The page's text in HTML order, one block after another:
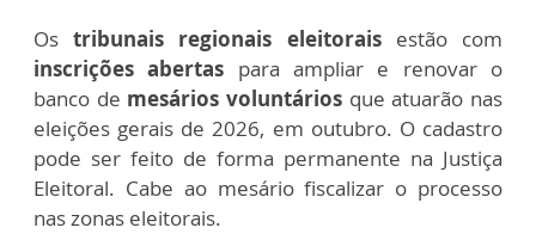
Ostribunais regionais eleitoraisestão com
inscrições abertas para ampliar e renovar o
banco de mesários voluntários que atuarão nas
eleições gerais de 2026, em outubro. O cadastro
pode ser feito de forma permanente na Justiça
Eleitoral. Cabe ao mesário fiscalizar o processo
nas zonas eleitorais.